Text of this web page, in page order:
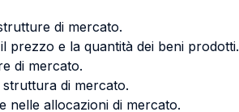
di mercato.
prezzo e la quantità dei beni prodotti.
di mercato.
di mercato.
nelle allocazioni di mercato.